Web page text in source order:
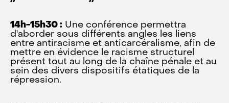
14h-15h30 : Une conférence permettra
d'aborder sous différents angles les liens
entre antiracisme et anticarcéralisme, afin de
mettre en évidence le racisme structurel
présent tout au long de la chaîne pénale et au
sein des divers dispositifs étatiques de la
répression.